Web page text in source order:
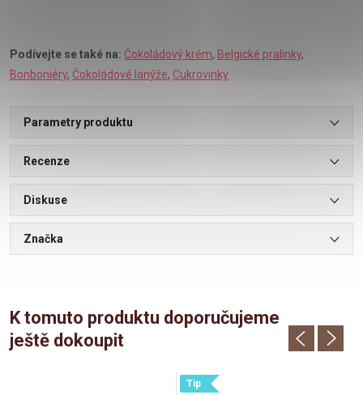
Podívejte se také na: Čokoládový krém, Belgické pralinky,
Bonboniéry, Čokoládové lanýže, Cukrovinky
Parametry produktu
Recenze
Diskuse
Značka
K tomuto produktu doporučujeme
ještě dokoupit
Tip